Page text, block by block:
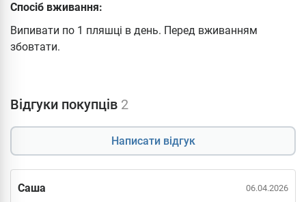
Спосіб вживання:
Випивати по 1 пляшці в день. Перед вживанням
збовтати.
Відгуки покупців 2
Написати відгук
Саша 06.04.2026